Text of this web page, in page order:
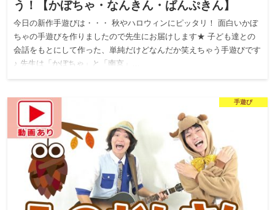
う！【かぼちゃ・なんきん・ぱんぷきん】
今日の新作手遊びは・・・ 秋やハロウィンにピッタリ！ 面白いかぼ
ちゃの手遊びを作りましたので先生にお届けします★ 子ども達との
会話をもとにして作った、単純だけどなんだか笑えちゃう手遊びです
♪ 先生は「かぼちゃ」と「南京」…
手遊び